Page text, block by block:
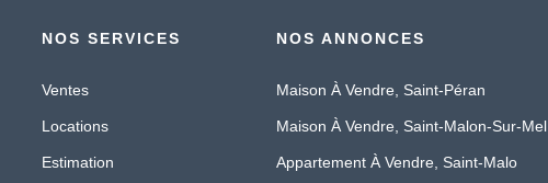
NOS SERVICES
Ventes
Locations
Estimation
NOS ANNONCES
Maison À Vendre, Saint-Péran
Maison À Vendre, Saint-Malon-Sur-Mel
Appartement À Vendre, Saint-Malo